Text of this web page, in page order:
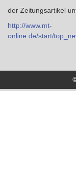
der Zeitungsartikel
http://www.mt-
online.de/start/